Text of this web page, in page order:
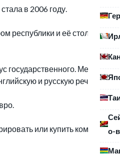
о-
в 2006 году.
республики и её столицей
государственного. Местные
и русскую речь.
или купить компанию